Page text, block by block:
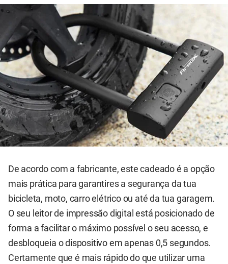
De acordo com a fabricante, este cadeado é a opção
mais prática para garantires a segurança da tua
bicicleta, moto, carro elétrico ou até da tua garagem.
O seu leitor de impressão digital está posicionado de
forma a facilitar o máximo possível o seu acesso, e
desbloqueia o dispositivo em apenas 0,5 segundos.
Certamente que é mais rápido do que utilizar uma